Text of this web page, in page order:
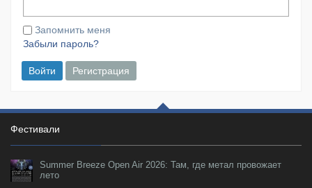
Запомнить меня
Забыли пароль?
Войти Регистрация
Фестивали
Summer Breeze Open Air 2026: Там, где метал провожает
лето